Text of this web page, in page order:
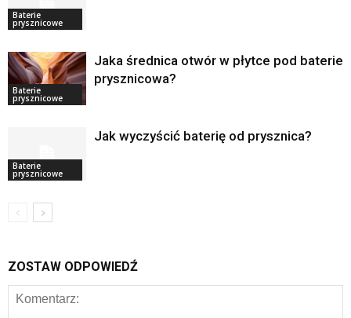
Baterie
prysznicowe
Baterie
prysznicowe
Jaka średnica otwór w płytce pod baterie
prysznicowa?
Baterie
prysznicowe
Jak wyczyścić baterię od prysznica?
ZOSTAW ODPOWIEDŹ